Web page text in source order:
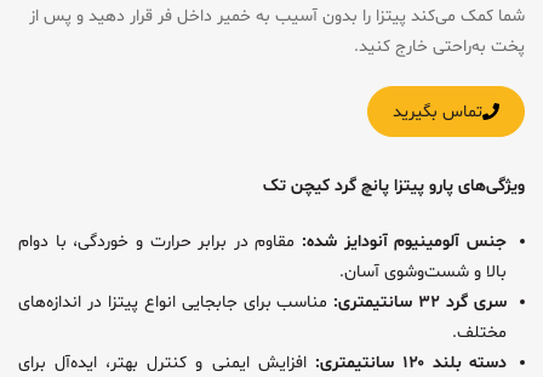
شما کمک می‌کند پیتزا را بدون آسیب به خمیر داخل فر قرار دهید و پس از
پخت به‌راحتی خارج کنید.
تماس بگیرید
ویژگی‌های پارو پیتزا پانچ گرد کیچن تک
جنس آلومینیوم آنودایز شده: مقاوم در برابر حرارت و خوردگی، با دوام
بالا و شست‌وشوی آسان.
سری گرد ۳۲ سانتیمتری:
مناسب برای جابجایی انواع پیتزا در اندازه‌های
مختلف.
دسته بلند ۱۲۰ سانتیمتری:
افزایش ایمنی و کنترل بهتر، ایده‌آل برای